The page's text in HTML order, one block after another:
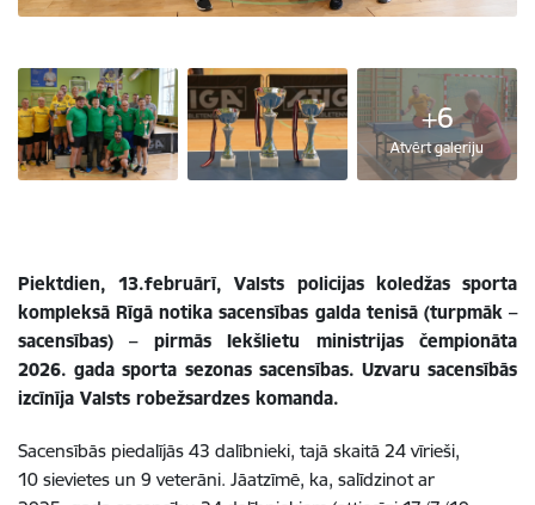
+6
Atvērt galeriju
Piektdien, 13.februārī, Valsts policijas koledžas sporta
kompleksā Rīgā notika sacensības galda tenisā (turpmāk –
sacensības) – pirmās Iekšlietu ministrijas čempionāta
2026. gada sporta sezonas sacensības. Uzvaru sacensībās
izcīnīja Valsts robežsardzes komanda.
Sacensībās piedalījās 43 dalībnieki, tajā skaitā 24 vīrieši,
10 sievietes un 9 veterāni. Jāatzīmē, ka, salīdzinot ar